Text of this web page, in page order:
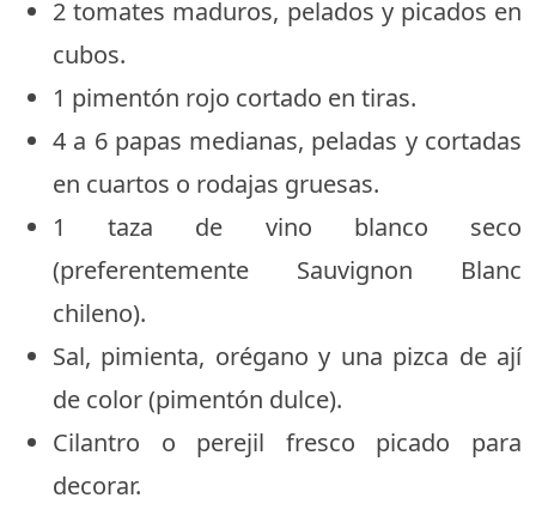
2 tomates maduros, pelados y picados en
cubos.
1 pimentón rojo cortado en tiras.
4 a 6 papas medianas, peladas y cortadas
en cuartos o rodajas gruesas.
1 taza de vino blanco seco
(preferentemente Sauvignon Blanc
chileno).
Sal, pimienta, orégano y una pizca de ají
de color (pimentón dulce).
Cilantro o perejil fresco picado para
decorar.